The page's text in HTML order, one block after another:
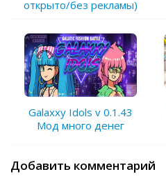
открыто/без рекламы)
Galaxxy Idols v 0.1.43
Мод много денег
Добавить комментарий